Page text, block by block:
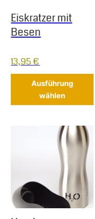
Eiskratzer mit
Besen
13,95€
Ausführung
wählen